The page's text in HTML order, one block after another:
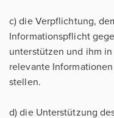
c) die Verpflichtung,
Informationspflicht
unterstützen und ihm
relevante
stellen.
d) die Unterstützung